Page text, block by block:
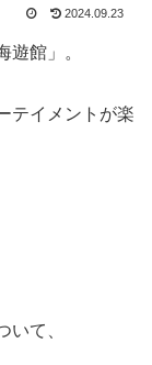
2024.09.23
遊館」。
テイメントが楽
いて、